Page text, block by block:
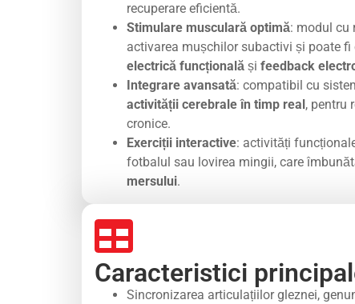
recuperare eficientă.
Stimulare musculară optimă: modul cu
activarea mușchilor subactivi și poate fi
electrică funcțională și feedback
Integrare avansată: compatibil cu
activității cerebrale în timp real , pentru
cronice.
Exerciții interactive: activități
fotbalul sau lovirea mingii, care
mersului.
Caracteristici
Sincronizarea articulațiilor gleznei,